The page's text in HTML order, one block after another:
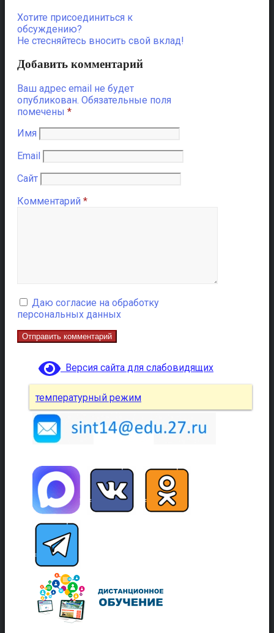
Хотите присоединиться к
обсуждению?
Не стесняйтесь вносить свой вклад!
Добавить комментарий
Ваш адрес email не будет
опубликован. Обязательные поля
помечены *
Имя
Email
Сайт
Комментарий *
Даю согласие на обработку
персональных данных
Версия сайта для слабовидящих
температурный режим